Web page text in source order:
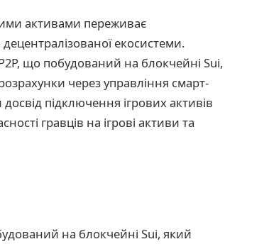
активами переживає
екосистеми.
що побудований на блокчейні Sui,
через управління смарт-
підключення ігрових активів
гравців на ігрові активи та
на блокчейні Sui, який